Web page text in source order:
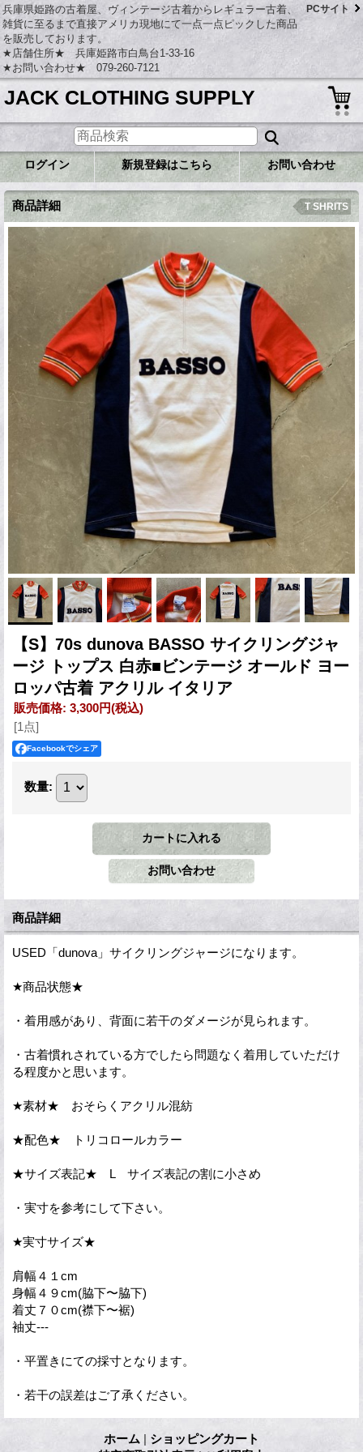
兵庫県姫路の古着屋、ヴィンテージ古着からレギュラー古着、
雑貨に至るまで直接アメリカ現地にて一点一点ピックした商品
を販売しております。
★店舗住所★ 兵庫姫路市白鳥台1-33-16
★お問い合わせ★ 079-260-7121
PCサイト
JACK CLOTHING SUPPLY
ログイン 新規登録はこちら お問い合わせ
商品詳細 T SHRITS
【S】70s dunova BASSO サイクリングジャ
ージ トップス 白赤■ビンテージ オールド ヨー
ロッパ古着 アクリル イタリア
販売価格: 3,300円(税込)
[1点]
Facebookでシェア
数量:
商品詳細
USED「dunova」サイクリングジャージになります。
★商品状態★
・着用感があり、背面に若干のダメージが見られます。
・古着慣れされている方でしたら問題なく着用していただけ
る程度かと思います。
★素材★ おそらくアクリル混紡
★配色★ トリコロールカラー
★サイズ表記★ L サイズ表記の割に小さめ
・実寸を参考にして下さい。
★実寸サイズ★
肩幅４１cm
身幅４９cm(脇下〜脇下)
着丈７０cm(襟下〜裾)
袖丈---
・平置きにての採寸となります。
・若干の誤差はご了承ください。
ホーム | ショッピングカート